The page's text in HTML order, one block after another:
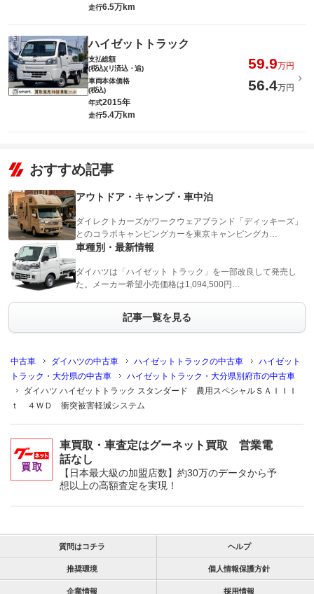
走行6.5万km
ハイゼットトラック
支払総額
(税込)(リ済込・追)
59.9万円
車両本体価格
(税込)
56.4万円
年式2015年
走行5.4万km
おすすめ記事
アウトドア・キャンプ・車中泊
ダイレクトカーズがワークウェアブランド「ディッキーズ」
とのコラボキャンピングカーを東京キャンピングカ…
車種別・最新情報
ダイハツは「ハイゼット トラック」を一部改良して発売し
た。メーカー希望小売価格は1,094,500円…
記事一覧を見る
中古車 ダイハツの中古車 ハイゼットトラックの中古車
ハイゼット
トラック・大分県の中古車
ハイゼットトラック・大分県別府市の中古車
ダイハツ ハイゼットトラック スタンダード 農用スペシャルＳＡＩＩＩ
ｔ ４ＷＤ 衝突被害軽減システム
車買取・車査定はグーネット買取 営業電
話なし
【日本最大級の加盟店数】約30万のデータから予
想以上の高額査定を実現！
質問はコチラ ヘルプ
推奨環境 個人情報保護方針
企業情報 採用情報